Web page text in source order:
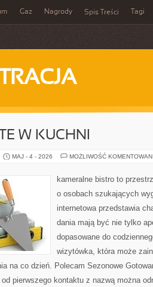
Gaz Nagrody Spis Treści Tagi
W KUCHNI
MAJ - 4 - 2026 MOŻLIWOŚĆ
kameralne bistro to
o osobach szukających
internetowa przedstawia
dania mają być nie tylko
dopasowane do
wizytówka, która może
na co dzień. Polecam Sezonowe
pierwszego kontaktu z nazwą można